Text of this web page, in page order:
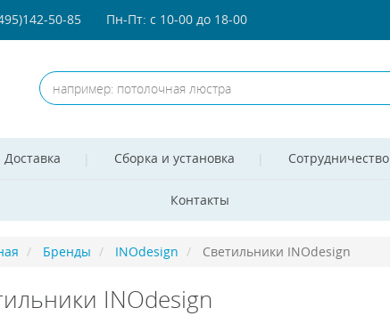
50-85 Пн-Пт: с 10-00 до 18-00
Доставка Сборка и установка Сотрудничество
Контакты
Бренды INOdesign Светильники INOdesign
INOdesign